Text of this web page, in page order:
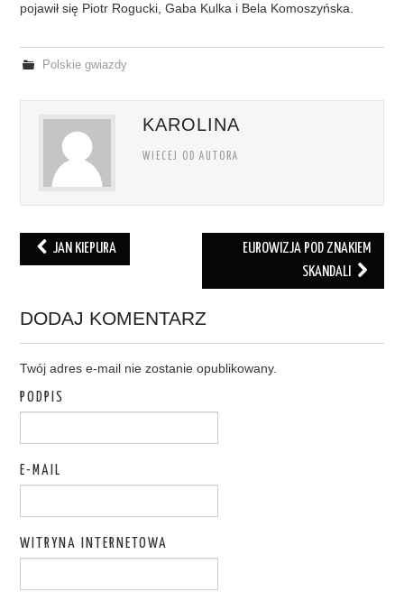
pojawił się Piotr Rogucki, Gaba Kulka i Bela Komoszyńska.
Polskie gwiazdy
KAROLINA
WIECEJ OD AUTORA
JAN KIEPURA
EUROWIZJA POD ZNAKIEM
SKANDALI
DODAJ KOMENTARZ
Twój adres e-mail nie zostanie opublikowany.
PODPIS
E-MAIL
WITRYNA INTERNETOWA